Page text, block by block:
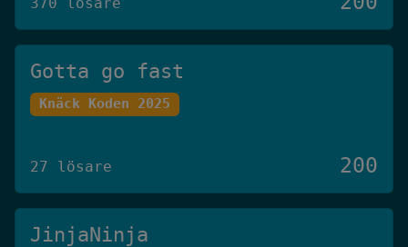
Gotta go fast
Knäck Koden 2025
27 lösare 200
JinjaNinja